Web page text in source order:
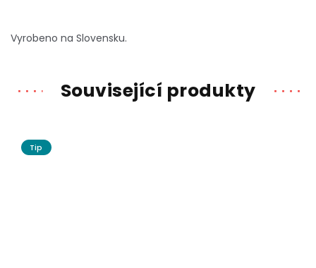
Vyrobeno na Slovensku.
Související produkty
Tip